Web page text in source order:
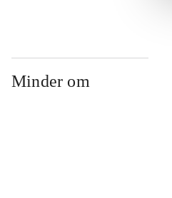
Minder om